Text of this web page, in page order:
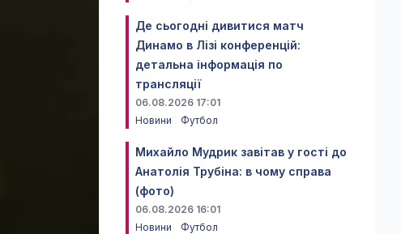
Де сьогодні дивитися матч
Динамо в Лізі конференцій:
детальна інформація по
трансляції
06.08.2026 17:01
Новини
Футбол
Михайло Мудрик завітав у гості до
Анатолія Трубіна: в чому справа
(фото)
06.08.2026 16:01
Новини
Футбол